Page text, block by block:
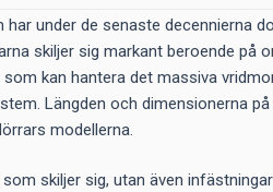
har under de senaste
skiljer sig markant beroende på
som kan hantera det massiva
Längden och dimensionerna
modellerna.
som skiljer sig, utan även